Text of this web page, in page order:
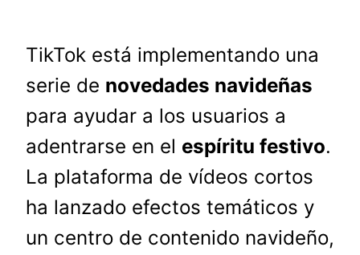
TikTok está implementando una
serie de novedades navideñas
para ayudar a los usuarios a
adentrarse en el espíritu festivo.
La plataforma de vídeos cortos
ha lanzado efectos temáticos y
un centro de contenido navideño,